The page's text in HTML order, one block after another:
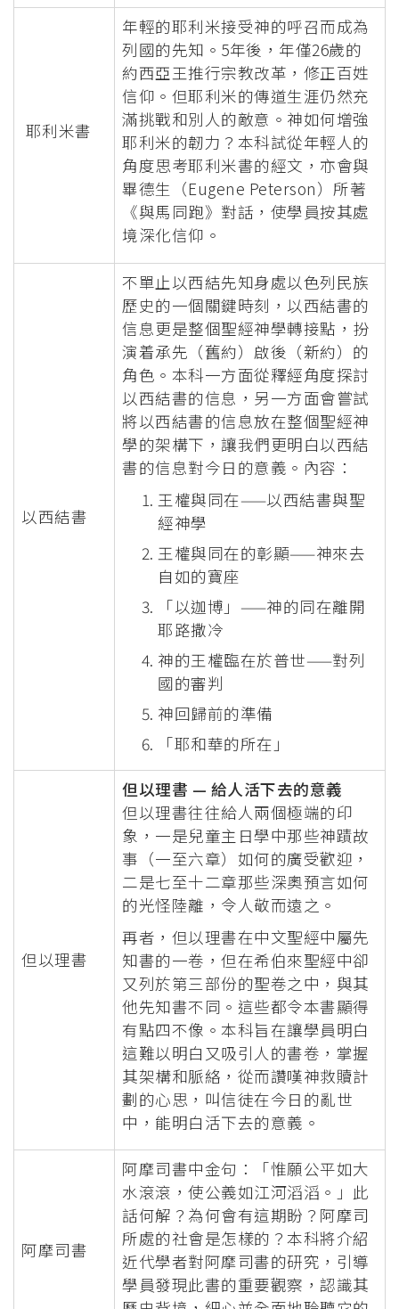
耶利米書
年輕的耶利米接受神的呼召而成為
列國的先知。5年後，年僅26歲的
約西亞王推行宗教改革，修正百姓
信仰。但耶利米的傳道生涯仍然充
滿挑戰和別人的敵意。神如何增強
耶利米的韌力？本科試從年輕人的
角度思考耶利米書的經文，亦會與
畢德生（Eugene Peterson）所著
《與馬同跑》對話，使學員按其處
境深化信仰。
以西結書
不單止以西結先知身處以色列民族
歷史的一個關鍵時刻，以西結書的
信息更是整個聖經神學轉接點，扮
演着承先（舊約）啟後（新約）的
角色。本科一方面從釋經角度探討
以西結書的信息，另一方面會嘗試
將以西結書的信息放在整個聖經神
學的架構下，讓我們更明白以西結
書的信息對今日的意義。內容：
王權與同在——以西結書與聖
經神學
王權與同在的彰顯——神來去
自如的寶座
「以迦博」——神的同在離開
耶路撒冷
神的王權臨在於普世——對列
國的審判
神回歸前的準備
「耶和華的所在」
但以理書
但以理書 — 給人活下去的意義
但以理書往往給人兩個極端的印
象，一是兒童主日學中那些神蹟故
事（一至六章）如何的廣受歡迎，
二是七至十二章那些深奧預言如何
的光怪陸離，令人敬而遠之。
再者，但以理書在中文聖經中屬先
知書的一卷，但在希伯來聖經中卻
又列於第三部份的聖卷之中，與其
他先知書不同。這些都令本書顯得
有點四不像。本科旨在讓學員明白
這難以明白又吸引人的書卷，掌握
其架構和脈絡，從而讚嘆神救贖計
劃的心思，叫信徒在今日的亂世
中，能明白活下去的意義。
阿摩司書
阿摩司書中金句：「惟願公平如大
水滾滾，使公義如江河滔滔。」此
話何解？為何會有這期盼？阿摩司
所處的社會是怎樣的？本科將介紹
近代學者對阿摩司書的研究，引導
學員發現此書的重要觀察，認識其